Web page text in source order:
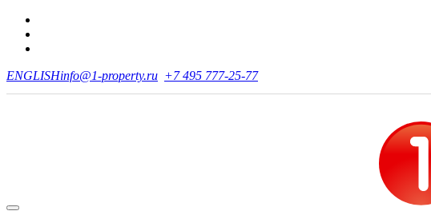
ENGLISHinfo@1-property.ru +7 495 777-25-77